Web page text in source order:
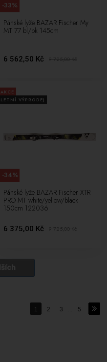
Pánské lyže BAZAR Fischer My
MT 77 bl/bk 145cm
6 562,50 Kč 9 725,00Kč
-33%
AKCE
LETNÍ VÝPRODEJ
Pánské lyže BAZAR Fischer XTR
PRO MT white/yellow/black
150cm 122036
6 375,00 Kč 9 725,00Kč
-34%
1 2 3 5